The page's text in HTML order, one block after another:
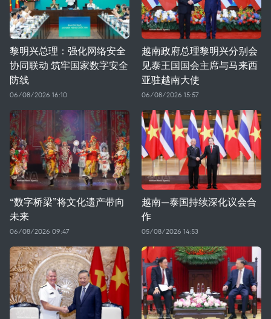
黎明兴总理：强化网络安全
协同联动 筑牢国家数字安全
防线
06/08/2026 16:10
越南政府总理黎明兴分别会
见泰王国国会主席与马来西
亚驻越南大使
06/08/2026 15:57
“数字桥梁”将文化遗产带向
未来
06/08/2026 09:47
越南—泰国持续深化议会合
作
05/08/2026 14:53